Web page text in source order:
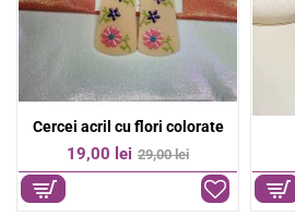
-34%
Cercei acril cu flori colorate
19,00 lei 29,00 lei